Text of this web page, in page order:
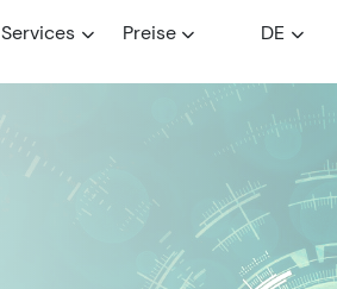
Services Preise DE